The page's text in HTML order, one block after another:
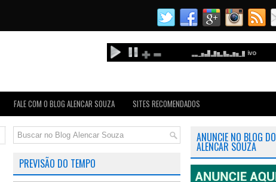
FALE COM O BLOG ALENCAR SOUZA SITES RECOMENDADOS
PREVISÃO DO TEMPO
ANUNCIE NO BLOG DO
ALENCAR SOUZA